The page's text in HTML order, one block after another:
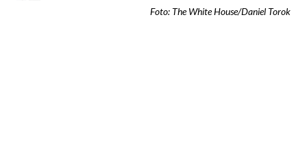
Foto: The White House/Daniel Torok